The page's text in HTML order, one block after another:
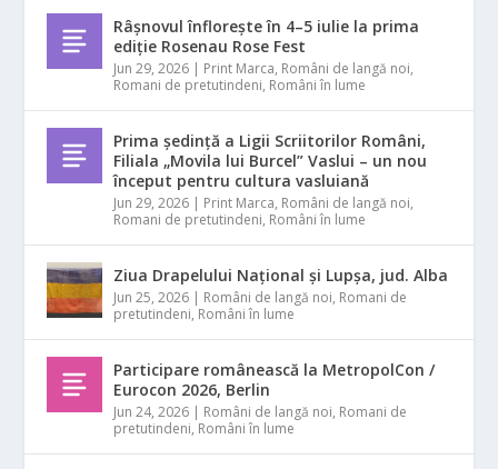
Râșnovul înflorește în 4–5 iulie la prima
ediție Rosenau Rose Fest
Jun 29, 2026 | Print Marca, Români de langă noi,
Romani de pretutindeni, Români în lume
Prima ședință a Ligii Scriitorilor Români,
Filiala „Movila lui Burcel” Vaslui – un nou
început pentru cultura vasluiană
Jun 29, 2026 | Print Marca, Români de langă noi,
Romani de pretutindeni, Români în lume
Ziua Drapelului Național și Lupșa, jud. Alba
Jun 25, 2026 | Români de langă noi, Romani de
pretutindeni, Români în lume
Participare românească la MetropolCon /
Eurocon 2026, Berlin
Jun 24, 2026 | Români de langă noi, Romani de
pretutindeni, Români în lume